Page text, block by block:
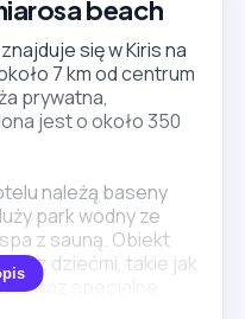
beach
się w Kiris na
7 km od centrum
prywatna,
jest o około 350
należą baseny
park wodny ze
z sauną. Obiekt
z dziećmi, takie jak
oraz specjalne